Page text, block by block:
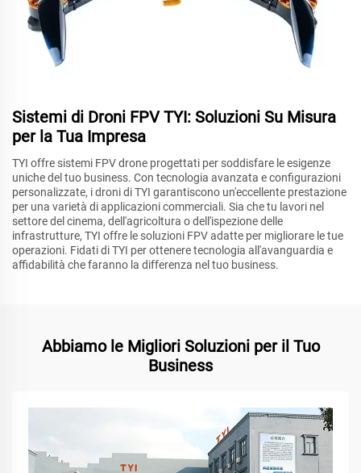
Sistemi di Droni FPV TYI: Soluzioni Su Misura
per la Tua Impresa
TYI offre sistemi FPV drone progettati per soddisfare le esigenze
uniche del tuo business. Con tecnologia avanzata e configurazioni
personalizzate, i droni di TYI garantiscono un'eccellente prestazione
per una varietà di applicazioni commerciali. Sia che tu lavori nel
settore del cinema, dell'agricoltura o dell'ispezione delle
infrastrutture, TYI offre le soluzioni FPV adatte per migliorare le tue
operazioni. Fidati di TYI per ottenere tecnologia all'avanguardia e
affidabilità che faranno la differenza nel tuo business.
Abbiamo le Migliori Soluzioni per il Tuo
Business